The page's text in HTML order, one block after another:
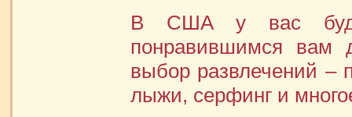
В США у вас
понравившимся вам
выбор развлечений –
лыжи, серфинг и